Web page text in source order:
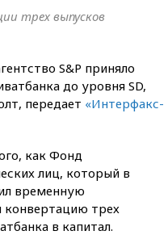
трех выпусков
S&P приняло
до уровня SD,
передает «Интерфакс-
как Фонд
лиц, который в
временную
конвертацию трех
в капитал.